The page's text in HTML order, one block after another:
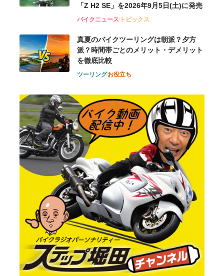
「Z H2 SE」を2026年9月5日(土)に発売
バイクニューストピックス
真夏のバイクツーリングは朝派？夕方
派？時間帯ごとのメリット・デメリット
を徹底比較
ツーリングお役立ち